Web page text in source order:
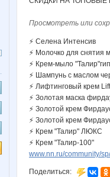
Просмотреть или
⚡ Селена Интенсив
⚡ Молочко для снятия
⚡ Крем-мыло
⚡ Шампунь с маслом
⚡ Лифтинговый крем
⚡ Золотая маска
⚡ Золотой крем
⚡ Золотой крем
⚡ Крем "Талир" ЛЮКС
⚡ Крем "Талир-100"
www.nn.ru/community/
Поделиться: